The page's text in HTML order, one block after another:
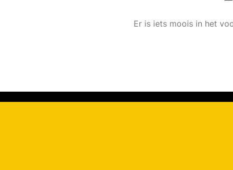
Er is iets moois in het